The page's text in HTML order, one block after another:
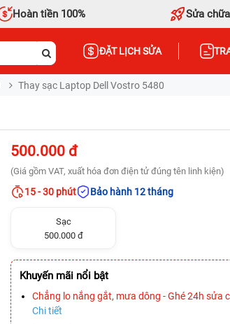
Hoàn tiền 100% Sửa
ĐẶT LỊCH SỬA
Thay sạc Laptop Dell Vostro 5480
500.000 đ
(Giá gồm VAT, xuất hóa đơn điện tử đúng tên linh kiện)
15 - 30 phút Bảo hành 12 tháng
Sạc
500.000 đ
Khuyến mãi nổi bật
Chẳng lo nắng gắt, mưa dông - Ghé 24h sửa
Chi tiết